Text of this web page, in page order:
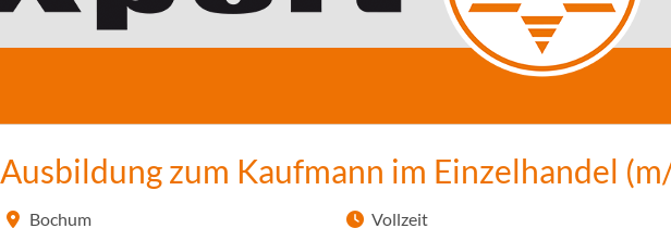
Ausbildung zum Kaufmann im Einzelhandel
Bochum
Vollzeit